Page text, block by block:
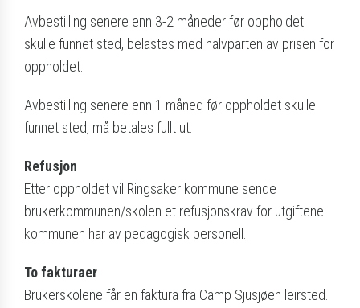
Avbestilling senere enn 3-2 måneder før oppholdet
skulle funnet sted, belastes med halvparten av prisen for
oppholdet.
Avbestilling senere enn 1 måned før oppholdet skulle
funnet sted, må betales fullt ut.
Refusjon
Etter oppholdet vil Ringsaker kommune sende
brukerkommunen/skolen et refusjonskrav for utgiftene
kommunen har av pedagogisk personell.
To fakturaer
Brukerskolene får en faktura fra Camp Sjusjøen leirsted.